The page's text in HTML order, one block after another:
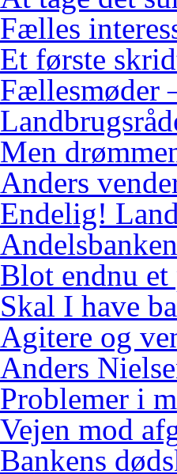
Fælles
Et første
Fællesmøder
Men
Anders
Endelig!
Blot endnu
Skal I have
Agitere og
Anders
Problemer i
Vejen mod
Bankens